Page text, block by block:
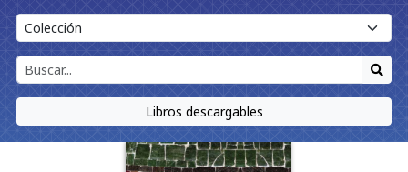
Libros descargables